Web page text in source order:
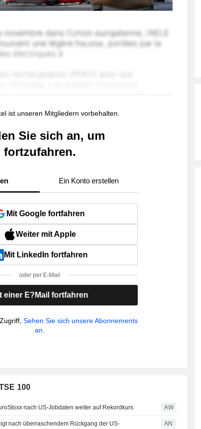
ist unseren Mitgliedern vorbehalten.
Sie sich an, um
fortzufahren.
Ein Konto erstellen
Mit Google fortfahren
Weiter mit Apple
Mit LinkedIn fortfahren
oder per E-Mail
einer E?Mail fortfahren
Sehen Sie sich unsere Abonnements
an.
100
nach US-Jobdaten weiter auf Rekordkurs AW
nach überraschendem Rückgang der US-
AN